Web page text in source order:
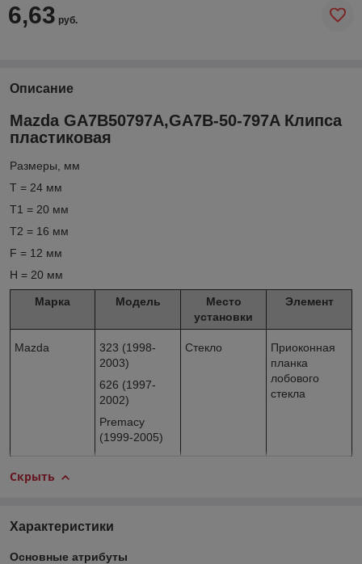
6,63 руб.
Описание
Mazda GA7B50797A,GA7B-50-797A Клипса
пластиковая
Размеры, мм
T = 24 мм
T1 = 20 мм
T2 = 16 мм
F = 12 мм
H = 20 мм
Марка Модель
Место
установки
Элемент
Mazda
323 (1998-
2003)
626 (1997-
2002)
Premacy
(1999-2005)
Стекло
Приоконная
планка
лобового
стекла
Скрыть
Характеристики
Основные атрибуты